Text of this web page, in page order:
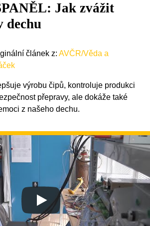
Jak zvážit
dechu
článek z: AVČR/Věda a
výrobu čipů, kontroluje produkci
přepravy, ale dokáže také
z našeho dechu.